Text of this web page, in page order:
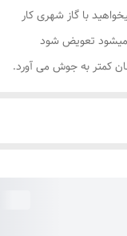
با گاز شهری کار
میشود تعویض شود
کمتر به جوش می آورد.